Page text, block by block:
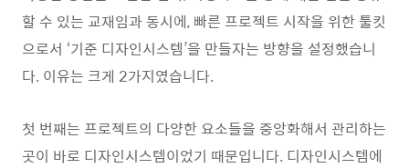
할 수 있는 교재임과 동시에, 빠른 프로젝트 시작을 위한 툴킷
으로서 ‘기준 디자인시스템’을 만들자는 방향을 설정했습니
다. 이유는 크게 2가지였습니다.
첫 번째는 프로젝트의 다양한 요소들을 중앙화해서 관리하는
곳이 바로 디자인시스템이었기 때문입니다. 디자인시스템에